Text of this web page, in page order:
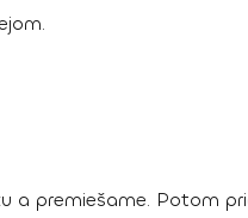
a premiešame. Potom